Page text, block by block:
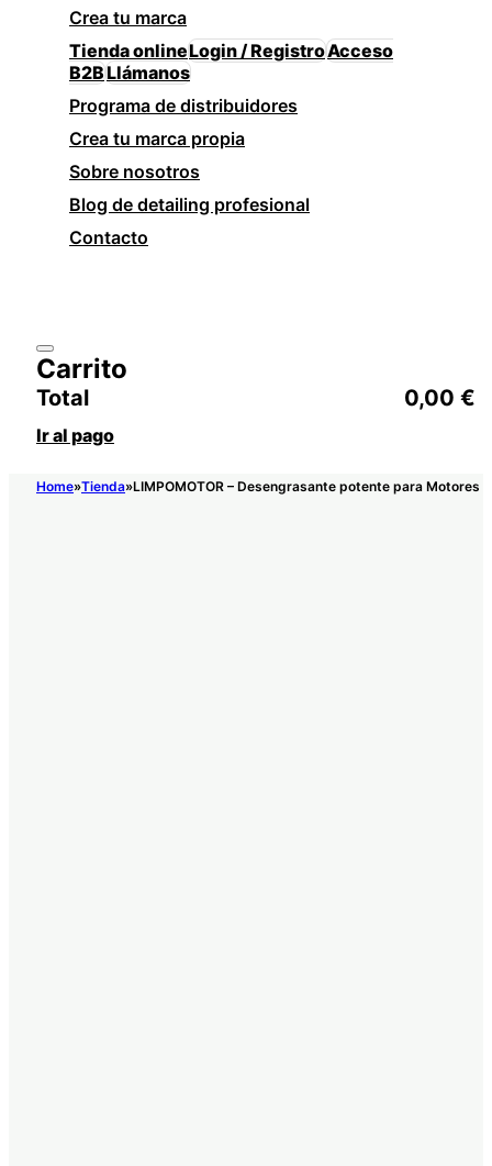
Crea tu marca
Tienda onlineLogin / RegistroAcceso
B2BLlámanos
Programa de distribuidores
Crea tu marca propia
Sobre nosotros
Blog de detailing profesional
Contacto
Carrito
Total 0,00 €
Ir al pago
Home Tienda LIMPOMOTOR – Desengrasante potente para Motores